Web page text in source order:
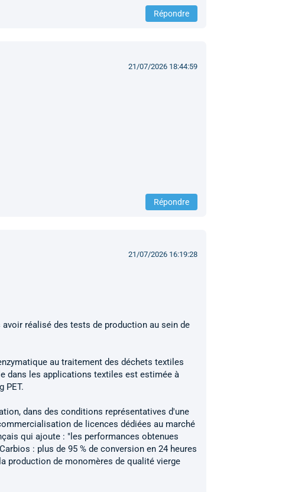
Répondre
21/07/2026 18:44:59
Répondre
21/07/2026 16:19:28
réalisé des tests de production au sein de
au traitement des déchets textiles
dans les applications textiles est estimée à
PET.
dans des conditions représentatives d'une
de licences dédiées au marché
qui ajoute : "les performances obtenues
: plus de 95 % de conversion en 24 heures
production de monomères de qualité vierge